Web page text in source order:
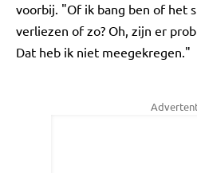
voorbij. "Of ik bang ben of het
verliezen of zo? Oh, zijn er
Dat heb ik niet meegekregen."